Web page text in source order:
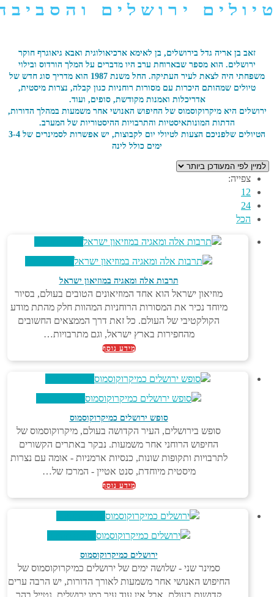
ירושלים והסביבה
בן אריה גדל בירושלים, בן לאימא ארכיאולוגית ואבא גיאוגרף חוקר
הוא מספר שבארוחת ערב היו מדברים על המלך הורדוס ובילוי
משפחתי היה לצאת לעיר העתיקה. החל משנת 1987 הוא מדריך סוג חדש של
שמהותם היכרות עם מסורות רוחניות כגון קבלה, נצרות מיסטית,
אדריכלות ואמנות מקודשת, סופים, ועוד.
היא מיקרוקוסמוס של החיפוש האנושי אחר משמעות במהלך הדורות,
הדתות המונותאיסטיות והתרבויות ההיסטוריות של המערב.
הטיולים שלפניכם הצעות לטיולי יום לקבוצות, יש אפשרות לסמינרים של 3-4
ימים כולל לינה
צפייה:
הכל
צפייה מהירה
צפייה מהירה
תרבות אלה ומאגיה במוזיאון ישראל
מוזיאון ישראל הוא אחד המוזיאונים הטובים בעולם, בסיור
מיוחד נכיר את המסורות הרוחניות המהוות חלק מהתת מודע
הקולקטיבי של העולם. כל זאת דרך הממצאים החשובים
מהחפירות בארץ ישראל, וגם מתרבויות…
מידע נוסף
צפייה מהירה
צפייה מהירה
סופש ירושלים כמיקרוקוסמוס
סופש בירושלים, העיר הקדושה בעולם, מיקרוקוסמוס של
החיפוש הרוחני אחר משמעות. נבקר באתרים הקשורים
לתרבויות ותקופות שונות, כנסיות ארמניות - אומה עם נצרות
מיסטית מיוחדת, סנט אטיין - המרכז של…
מידע נוסף
צפייה מהירה
צפייה מהירה
ירושלים כמיקרוקוסמוס
סמינר שני - שלושה ימים של ירושלים כמיקרוקוסמוס של
החיפוש האנושי אחר משמעות לאורך הדורות, יש הרבה ערים
קדושות בעולם, אבל אין עוד עיר כמו ירושלים. נטייל בהר